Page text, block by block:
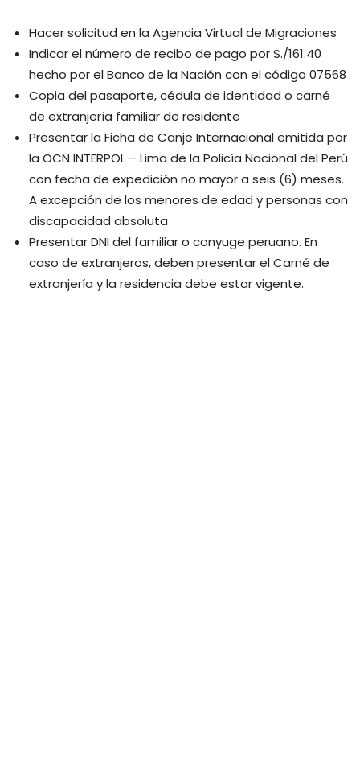
Hacer solicitud en la Agencia Virtual de Migraciones
Indicar el número de recibo de pago por S./161.40
hecho por el Banco de la Nación con el código 07568
Copia del pasaporte, cédula de identidad o carné
de extranjería familiar de residente
Presentar la Ficha de Canje Internacional emitida por
la OCN INTERPOL – Lima de la Policía Nacional del Perú
con fecha de expedición no mayor a seis (6) meses.
A excepción de los menores de edad y personas con
discapacidad absoluta
Presentar DNI del familiar o conyuge peruano. En
caso de extranjeros, deben presentar el Carné de
extranjería y la residencia debe estar vigente.